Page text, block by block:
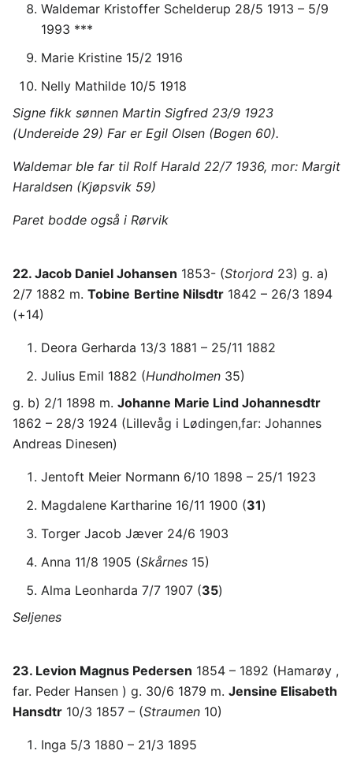
Waldemar Kristoffer Schelderup 28/5 1913 – 5/9
1993 ***
Marie Kristine 15/2 1916
Nelly Mathilde 10/5 1918
Signe fikk sønnen Martin Sigfred 23/9 1923
(Undereide 29) Far er Egil Olsen (Bogen 60).
Waldemar ble far til Rolf Harald 22/7 1936, mor: Margit
Haraldsen (Kjøpsvik 59)
Paret bodde også i Rørvik
22. Jacob Daniel Johansen 1853- (Storjord 23) g. a)
2/7 1882 m. Tobine Bertine Nilsdtr 1842 – 26/3 1894
(+14)
Deora Gerharda 13/3 1881 – 25/11 1882
Julius Emil 1882 (Hundholmen 35)
g. b) 2/1 1898 m. Johanne Marie Lind Johannesdtr
1862 – 28/3 1924 (Lillevåg i Lødingen,far: Johannes
Andreas Dinesen)
Jentoft Meier Normann 6/10 1898 – 25/1 1923
Magdalene Kartharine 16/11 1900 (31)
Torger Jacob Jæver 24/6 1903
Anna 11/8 1905 (Skårnes 15)
Alma Leonharda 7/7 1907 (35)
Seljenes
23. Levion Magnus Pedersen 1854 – 1892 (Hamarøy ,
far. Peder Hansen ) g. 30/6 1879 m. Jensine Elisabeth
Hansdtr 10/3 1857 – (Straumen 10)
Inga 5/3 1880 – 21/3 1895